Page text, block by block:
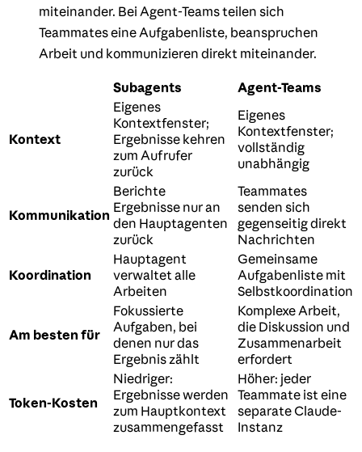
miteinander. Bei Agent-Teams teilen sich
Teammates eine Aufgabenliste, beanspruchen
Arbeit und kommunizieren direkt miteinander.
Subagents Agent-Teams
Kontext
Eigenes
Kontextfenster;
Ergebnisse kehren
zum Aufrufer
zurück
Eigenes
Kontextfenster;
vollständig
unabhängig
Kommunikation
Berichte
Ergebnisse nur an
den Hauptagenten
zurück
Teammates
senden sich
gegenseitig direkt
Nachrichten
Koordination
Hauptagent
verwaltet alle
Arbeiten
Gemeinsame
Aufgabenliste mit
Selbstkoordination
Am besten für
Fokussierte
Aufgaben, bei
denen nur das
Ergebnis zählt
Komplexe Arbeit,
die Diskussion und
Zusammenarbeit
erfordert
Token-Kosten
Niedriger:
Ergebnisse werden
zum Hauptkontext
zusammengefasst
Höher: jeder
Teammate ist eine
separate Claude-
Instanz